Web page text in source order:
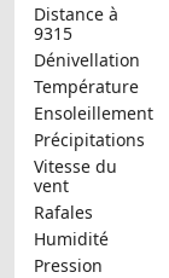
Distance à
9315
Dénivellation
Température
Ensoleillement
Précipitations
Vitesse du
vent
Rafales
Humidité
Pression